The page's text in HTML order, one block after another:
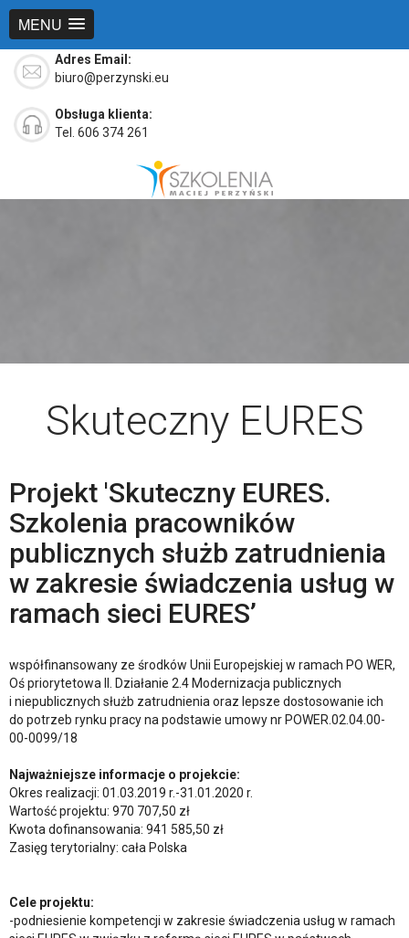
MENU
Adres Email:
biuro@perzynski.eu
Obsługa klienta:
Tel. 606 374 261
Skuteczny EURES
Projekt 'Skuteczny EURES.
Szkolenia pracowników
publicznych służb zatrudnienia
w zakresie świadczenia usług w
ramach sieci EURES’
współfinansowany ze środków Unii Europejskiej w ramach PO WER,
Oś priorytetowa II. Działanie 2.4 Modernizacja publicznych
i niepublicznych służb zatrudnienia oraz lepsze dostosowanie ich
do potrzeb rynku pracy na podstawie umowy nr POWER.02.04.00-
00-0099/18
Najważniejsze informacje o projekcie:
Okres realizacji: 01.03.2019 r.-31.01.2020 r.
Wartość projektu: 970 707,50 zł
Kwota dofinansowania: 941 585,50 zł
Zasięg terytorialny: cała Polska
Cele projektu:
-podniesienie kompetencji w zakresie świadczenia usług w ramach